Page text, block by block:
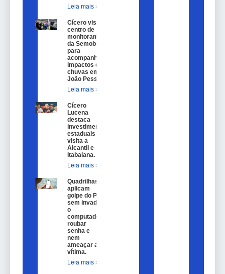
Leia mais »
Cícero visita
centro de
monitoramento
da Semob-JP
para
acompanhar
impactos das
chuvas em
João Pessoa.
Leia mais »
Cícero
Lucena
destaca
investimentos
estaduais em
visita a
Alcantil e
Itabaiana.
Leia mais »
Quadrilhas
aplicam
golpe do Pix
sem invadir
o
computador,
roubar
senha e
nem
ameaçar a
vítima.
Leia mais »